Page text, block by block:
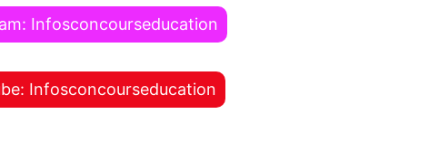
Infosconcourseducation
Infosconcourseducation